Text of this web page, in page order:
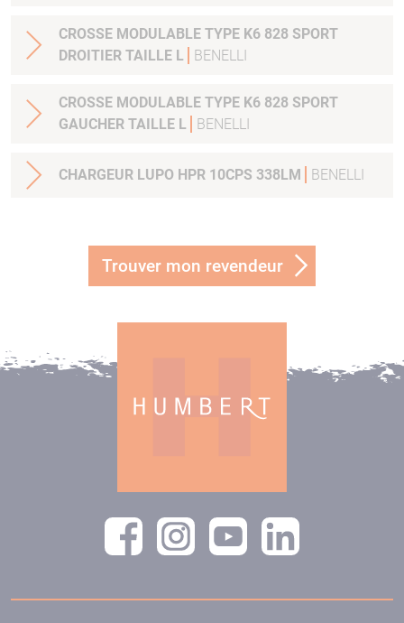
CROSSE MODULABLE TYPE K6 828 SPORT
DROITIER TAILLE L
BENELLI
CROSSE MODULABLE TYPE K6 828 SPORT
GAUCHER TAILLE L
BENELLI
CHARGEUR LUPO HPR 10CPS 338LM BENELLI
Trouver mon revendeur